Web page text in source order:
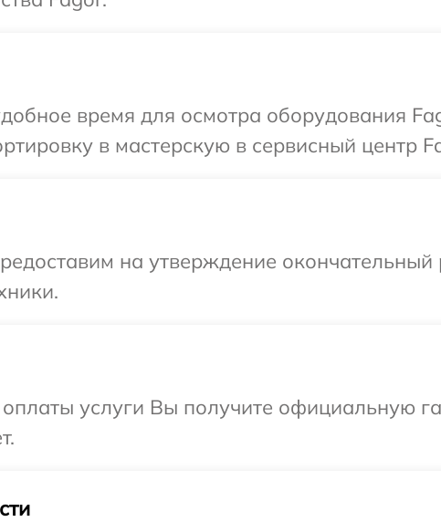
время для осмотра оборудования
в мастерскую в сервисный центр
на утверждение окончательный
услуги Вы получите официальную